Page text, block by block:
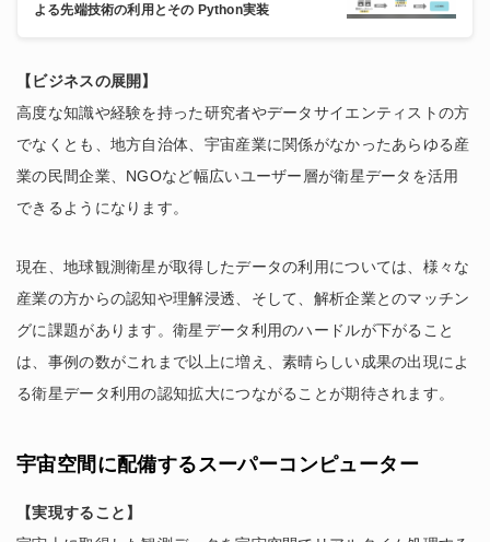
よる先端技術の利用とその Python実装
【ビジネスの展開】
高度な知識や経験を持った研究者やデータサイエンティストの方
でなくとも、地方自治体、宇宙産業に関係がなかったあらゆる産
業の民間企業、NGOなど幅広いユーザー層が衛星データを活用
できるようになります。
現在、地球観測衛星が取得したデータの利用については、様々な
産業の方からの認知や理解浸透、そして、解析企業とのマッチン
グに課題があります。衛星データ利用のハードルが下がること
は、事例の数がこれまで以上に増え、素晴らしい成果の出現によ
る衛星データ利用の認知拡大につながることが期待されます。
宇宙空間に配備するスーパーコンピューター
【実現すること】